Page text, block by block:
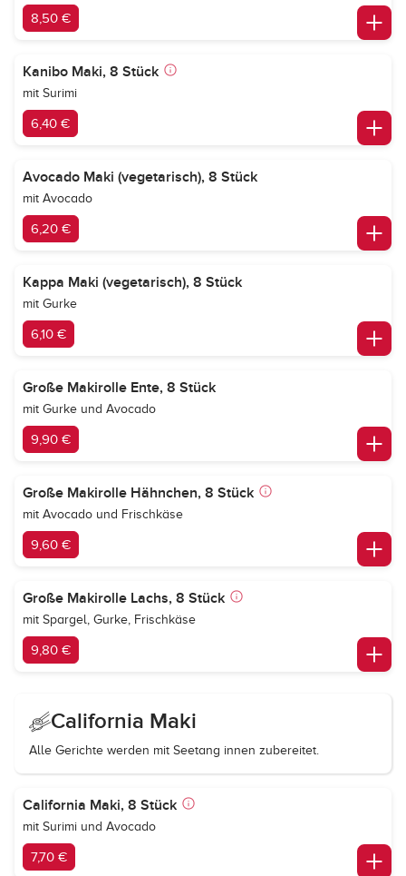
8,50 €
Kanibo Maki, 8 Stück
mit Surimi
6,40 €
Avocado Maki (vegetarisch), 8 Stück
mit Avocado
6,20 €
Kappa Maki (vegetarisch), 8 Stück
mit Gurke
6,10 €
Große Makirolle Ente, 8 Stück
mit Gurke und Avocado
9,90 €
Große Makirolle Hähnchen, 8 Stück
mit Avocado und Frischkäse
9,60 €
Große Makirolle Lachs, 8 Stück
mit Spargel, Gurke, Frischkäse
9,80 €
California Maki
Alle Gerichte werden mit Seetang innen zubereitet.
California Maki, 8 Stück
mit Surimi und Avocado
7,70 €